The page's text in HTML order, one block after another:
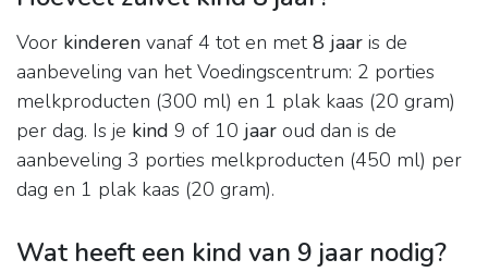
Voor kinderen vanaf 4 tot en met8 jaar is de
aanbeveling van het Voedingscentrum: 2 porties
melkproducten (300 ml) en 1 plak kaas (20 gram)
per dag. Is je kind 9 of 10 jaar oud dan is de
aanbeveling 3 porties melkproducten (450 ml) per
dag en 1 plak kaas (20 gram).
Wat heeft een kind van 9 jaar nodig?